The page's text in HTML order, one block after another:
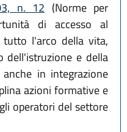
n. 12 (Norme per
di accesso al
l'arco della vita,
dell'istruzione e della
in integrazione
azioni formative e
operatori del settore